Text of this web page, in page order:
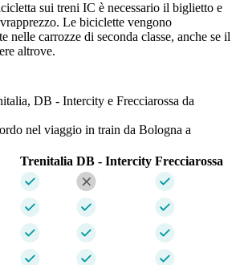
sui treni IC è necessario il biglietto e
Le biciclette vengono
nelle carrozze di seconda classe, anche se il
altrove.
DB - Intercity e Frecciarossa da
nel viaggio in train da Bologna a
Trenitalia DB - Intercity Frecciarossa